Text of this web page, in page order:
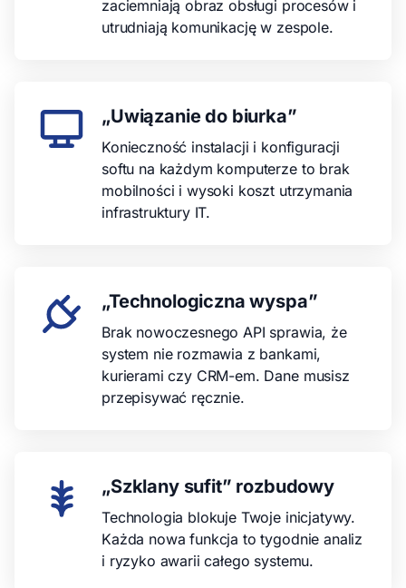
zaciemniają obraz obsługi procesów i
utrudniają komunikację w zespole.
„Uwiązanie do biurka”
Konieczność instalacji i konfiguracji
softu na każdym komputerze to brak
mobilności i wysoki koszt utrzymania
infrastruktury IT.
„Technologiczna wyspa”
Brak nowoczesnego API sprawia, że
system nie rozmawia z bankami,
kurierami czy CRM-em. Dane musisz
przepisywać ręcznie.
„Szklany sufit” rozbudowy
Technologia blokuje Twoje inicjatywy.
Każda nowa funkcja to tygodnie analiz
i ryzyko awarii całego systemu.